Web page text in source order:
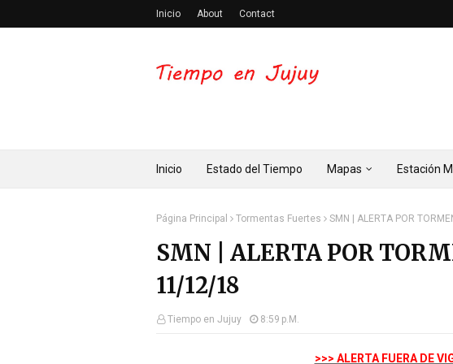
Inicio About Contact
Inicio Estado del Tiempo Mapas Estación
Página Principal Tormentas Fuertes SMN | ALERTA POR
SMN | ALERTA POR
11/12/18
Tiempo en Jujuy 8:59 P.m.
>>> ALERTA FUERA DE